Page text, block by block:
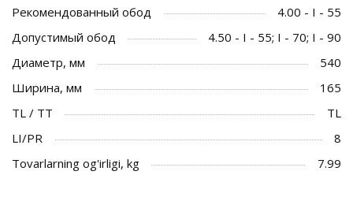
Рекомендованный обод
4.00 - I - 55
Допустимый обод
4.50 - I - 55; I - 70; I - 90
Диаметр, мм
540
Ширина, мм
165
TL / TT
TL
LI/PR
8
Tovarlarning og'irligi, kg
7.99